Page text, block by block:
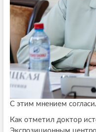
С этим мнением
Как отметил доктор